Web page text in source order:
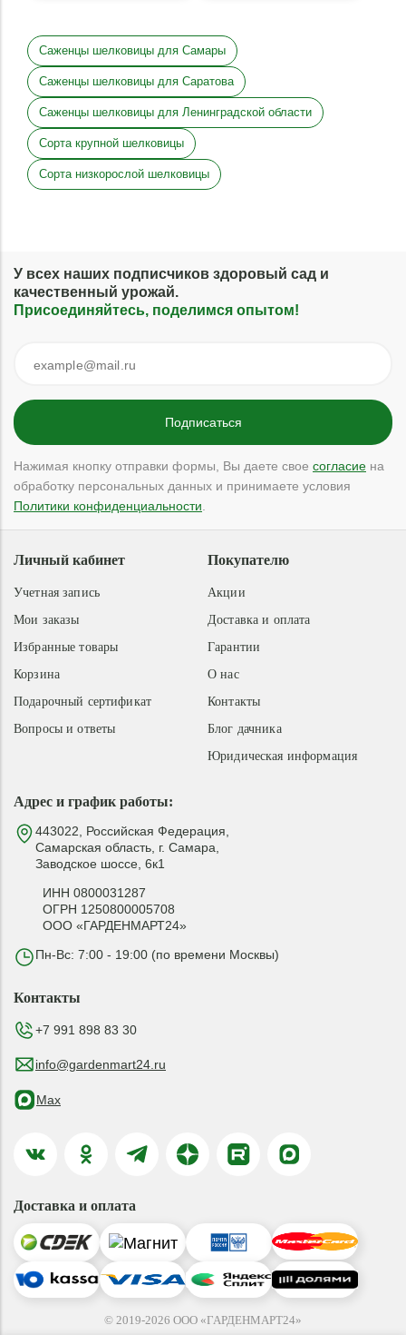
Саженцы шелковицы для Самары
Саженцы шелковицы для Саратова
Саженцы шелковицы для Ленинградской области
Сорта крупной шелковицы
Сорта низкорослой шелковицы
У всех наших подписчиков здоровый сад и
качественный урожай.
Присоединяйтесь, поделимся опытом!
Нажимая кнопку отправки формы, Вы даете свое согласие на
обработку персональных данных и принимаете условия
Политики конфиденциальности
Адрес и график работы:
443022, Российская Федерация,
Самарская область, г. Самара,
Заводское шоссе, 6к1
ИНН 0800031287
ОГРН 1250800005708
ООО «ГАРДЕНМАРТ24»
Пн-Вс: 7:00 - 19:00 (по времени Москвы)
Покупателю
Акции
Доставка и оплата
Гарантии
О нас
Контакты
Блог дачника
Юридическая информация
Личный кабинет
Учетная запись
Мои заказы
Избранные товары
Корзина
Подарочный сертификат
Вопросы и ответы
Контакты
+7 991 898 83 30
info@gardenmart24.ru
Max
Доставка и оплата
© 2019-2026 ООО «ГАРДЕНМАРТ24»